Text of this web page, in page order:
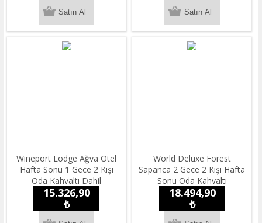
Wineport Lodge Ağva Otel
Hafta Sonu 1 Gece 2 Kişi
Oda Kahvaltı Dahil
Konaklama
15.326,90
₺
World Deluxe Forest
Sapanca 2 Gece 2 Kişi Hafta
Sonu Oda Kahvaltı
Konaklama
18.494,90
₺